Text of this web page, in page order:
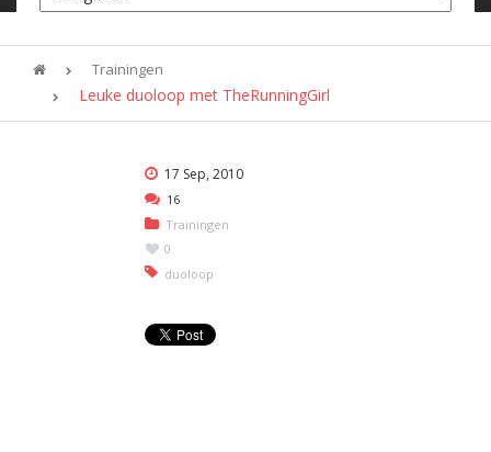
Trainingen
Leuke duoloop met TheRunningGirl
17 Sep, 2010
16
Trainingen
0
duoloop